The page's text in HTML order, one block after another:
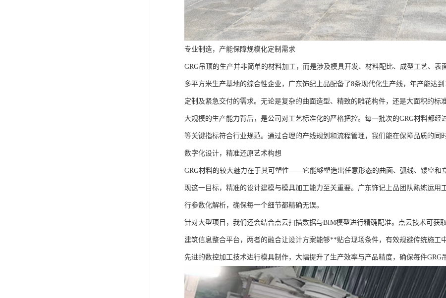
专业制造，产能保障规模化定制需求
GRG吊顶的生产并非简单的材料加工，而是涉及模具开发、材料配比、成型工艺、表
多平方米生产基地的综合性企业，广东饰纪上品配备了8条现代化生产线，年产能达
定制及紧急交付的需求。无论是复杂的曲面造型、精致的雕花构件，还是大面积的标
大规模的生产能力背后，是公司对工艺标准化的严格把控。每一批次的GRG材料都
等关键指标符合行业规范。通过合理的产线规划和流程管理，我们能在保障品质的同
数字化设计，精准还原艺术构想
GRG材料的较大魅力在于其可塑性——它能够塑造出任意形态的曲面、弧线、镂空和
现这一目标，精准的设计建模与模具加工能力至关重要。广东饰记上品团队熟练运用
行参数化解析，确保每一个细节都精确无误。
针对大型项目，我们还会结合点云扫描数据与BIM模型进行精确配准。点云技术可获
建筑信息整合平台，两者的融合让设计方案能够**贴合现场条件，有效规避传统施工
先进的数控加工技术进行模具制作，大幅提升了生产效率与产品精度，确保每件GRG